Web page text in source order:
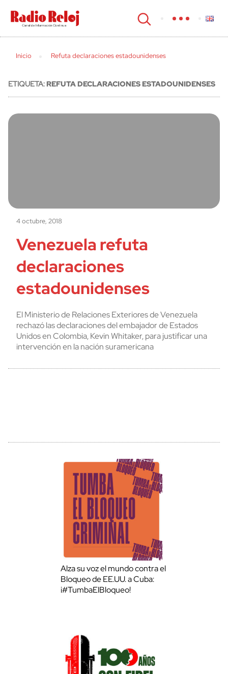
cerrar
Inicio Refuta declaraciones estadounidenses
ETIQUETA:REFUTA DECLARACIONES ESTADOUNIDENSES
4 octubre, 2018
Venezuela refuta
declaraciones
estadounidenses
El Ministerio de Relaciones Exteriores de Venezuela
rechazó las declaraciones del embajador de Estados
Unidos en Colombia, Kevin Whitaker, para justificar una
intervención en la nación suramericana
Alza su voz el mundo contra el
Bloqueo de EE.UU. a Cuba:
¡#TumbaElBloqueo!